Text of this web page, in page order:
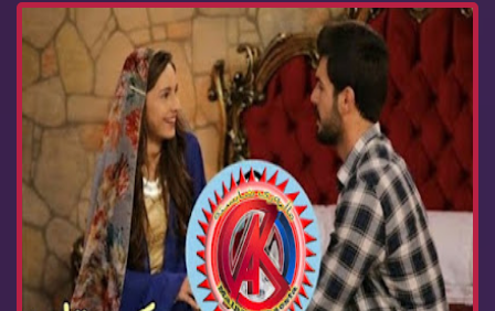
درامای بوکی تازە ئەڵقەی 239 buki taza